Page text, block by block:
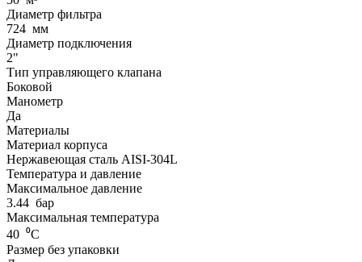
Диаметр фильтра
724 мм
Диаметр подключения
2"
Тип управляющего клапана
Боковой
Манометр
Да
Материалы
Материал корпуса
Нержавеющая сталь AISI-304L
Температура и давление
Максимальное давление
3.44 бар
Максимальная температура
40 ⁰С
Размер без упаковки